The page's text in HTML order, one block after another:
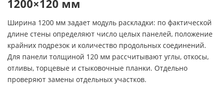
1200×120 мм
Ширина 1200 мм задает модуль раскладки: по фактической
длине стены определяют число целых панелей, положение
крайних подрезок и количество продольных соединений.
Для панели толщиной 120 мм рассчитывают углы, откосы,
отливы, торцевые и стыковочные планки. Отдельно
проверяют замены отдельных участков.